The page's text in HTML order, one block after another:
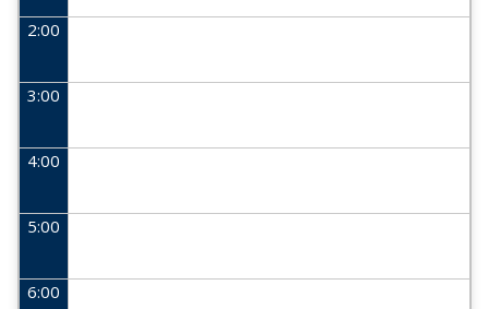
2:00
3:00
4:00
5:00
6:00